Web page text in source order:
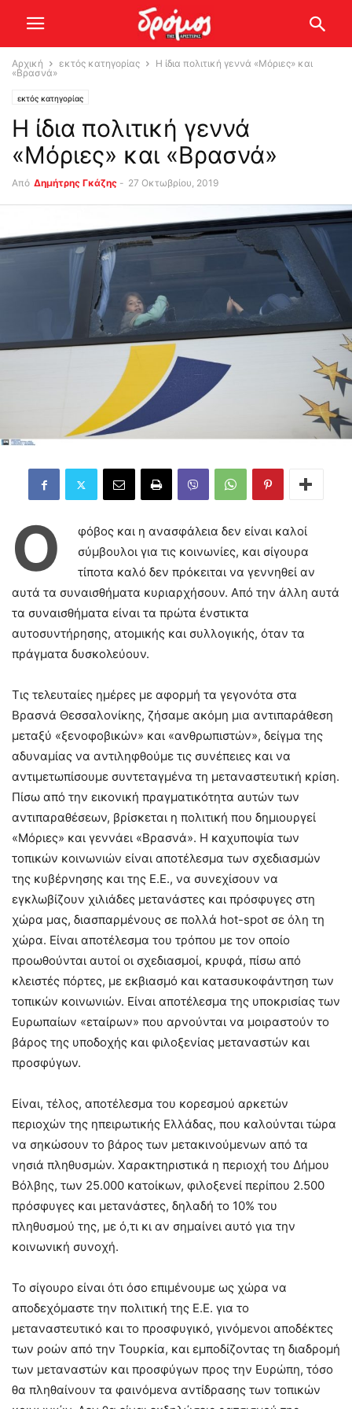
Αρχική εκτός κατηγορίας
Η ίδια πολιτική γεννά «Μόριες» και
«Βρασνά»
εκτός κατηγορίας
Η ίδια πολιτική γεννά
«Μόριες» και «Βρασνά»
Από Δημήτρης Γκάζης - 27 Οκτωβρίου, 2019
Ο
φόβος και η ανασφάλεια δεν είναι καλοί
σύμβουλοι για τις κοινωνίες, και σίγουρα
τίποτα καλό δεν πρόκειται να γεννηθεί αν
αυτά τα συναισθήματα κυριαρχήσουν. Από την άλλη αυτά
τα συναισθήματα είναι τα πρώτα ένστικτα
αυτοσυντήρησης, ατομικής και συλλογικής, όταν τα
πράγματα δυσκολεύουν.
Τις τελευταίες ημέρες με αφορμή τα γεγονότα στα
Βρασνά Θεσσαλονίκης, ζήσαμε ακόμη μια αντιπαράθεση
μεταξύ «ξενοφοβικών» και «ανθρωπιστών», δείγμα της
αδυναμίας να αντιληφθούμε τις συνέπειες και να
αντιμετωπίσουμε συντεταγμένα τη μεταναστευτική κρίση.
Πίσω από την εικονική πραγματικότητα αυτών των
αντιπαραθέσεων, βρίσκεται η πολιτική που δημιουργεί
«Μόριες» και γεννάει «Βρασνά». Η καχυποψία των
τοπικών κοινωνιών είναι αποτέλεσμα των σχεδιασμών
της κυβέρνησης και της Ε.Ε., να συνεχίσουν να
εγκλωβίζουν χιλιάδες μετανάστες και πρόσφυγες στη
χώρα μας, διασπαρμένους σε πολλά hot-spot σε όλη τη
χώρα. Είναι αποτέλεσμα του τρόπου με τον οποίο
προωθούνται αυτοί οι σχεδιασμοί, κρυφά, πίσω από
κλειστές πόρτες, με εκβιασμό και κατασυκοφάντηση των
τοπικών κοινωνιών. Είναι αποτέλεσμα της υποκρισίας των
Ευρωπαίων «εταίρων» που αρνούνται να μοιραστούν το
βάρος της υποδοχής και φιλοξενίας μεταναστών και
προσφύγων.
Είναι, τέλος, αποτέλεσμα του κορεσμού αρκετών
περιοχών της ηπειρωτικής Ελλάδας, που καλούνται τώρα
να σηκώσουν το βάρος των μετακινούμενων από τα
νησιά πληθυσμών. Χαρακτηριστικά η περιοχή του Δήμου
Βόλβης, των 25.000 κατοίκων, φιλοξενεί περίπου 2.500
πρόσφυγες και μετανάστες, δηλαδή το 10% του
πληθυσμού της, με ό,τι κι αν σημαίνει αυτό για την
κοινωνική συνοχή.
Το σίγουρο είναι ότι όσο επιμένουμε ως χώρα να
αποδεχόμαστε την πολιτική της Ε.Ε. για το
μεταναστευτικό και το προσφυγικό, γινόμενοι αποδέκτες
των ροών από την Τουρκία, και εμποδίζοντας τη διαδρομή
των μεταναστών και προσφύγων προς την Ευρώπη, τόσο
θα πληθαίνουν τα φαινόμενα αντίδρασης των τοπικών